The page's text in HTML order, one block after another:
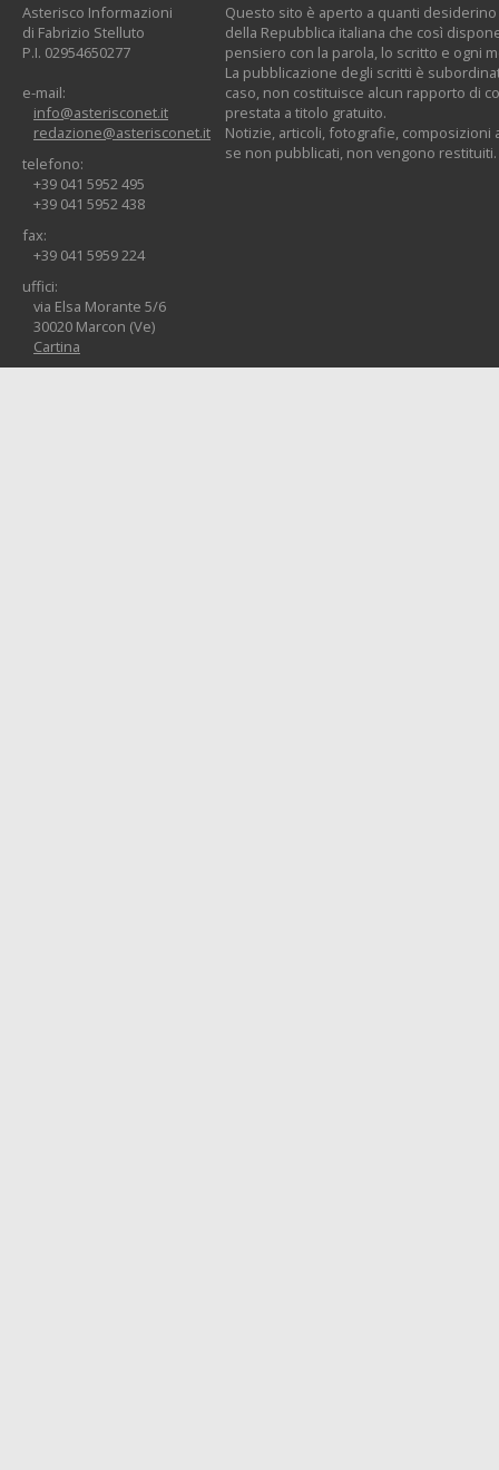
Asterisco Informazioni
di Fabrizio Stelluto
P.I. 02954650277
e-mail:
info@asterisconet.it
redazione@asterisconet.it
telefono:
+39 041 5952 495
+39 041 5952 438
fax:
+39 041 5959 224
uffici:
via Elsa Morante 5/6
30020 Marcon (Ve)
Cartina
Questo sito è aperto a quanti
della Repubblica italiana che così
pensiero con la parola, lo scritto e ogni
La pubblicazione degli scritti è
caso, non costituisce alcun rapporto di
prestata a titolo gratuito.
Notizie, articoli, fotografie, composizioni
se non pubblicati, non vengono restituiti.